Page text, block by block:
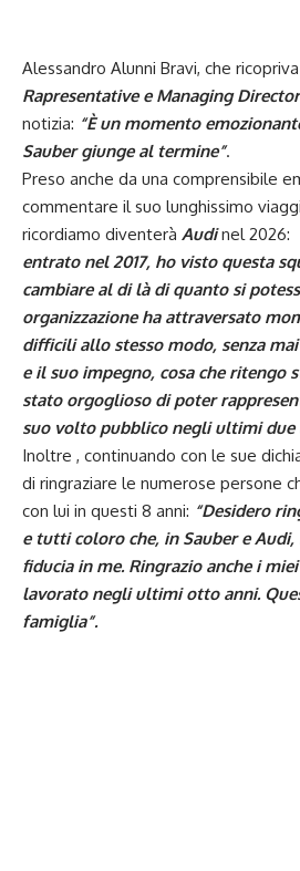
Alessandro Alunni Bravi, che
Rapresentative e Managing Director
notizia: “È un momento
Sauber giunge al termine”.
Preso anche da una comprensibile
commentare il suo lunghissimo
ricordiamo diventerà Audinel 2026:
entrato nel 2017, ho visto questa
cambiare al di là di quanto si
organizzazione ha attraversato
difficili allo stesso modo, senza
e il suo impegno, cosa che ritengo
stato orgoglioso di poter
suo volto pubblico negli ultimi due
Inoltre , continuando con le sue
di ringraziare le numerose persone
con lui in questi 8 anni: “Desidero
e tutti coloro che, in Sauber e
fiducia in me. Ringrazio anche i
lavorato negli ultimi otto anni.
famiglia”.